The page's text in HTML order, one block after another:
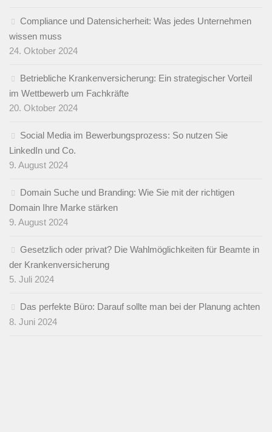
Compliance und Datensicherheit: Was jedes Unternehmen
wissen muss
24. Oktober 2024
Betriebliche Krankenversicherung: Ein strategischer Vorteil
im Wettbewerb um Fachkräfte
20. Oktober 2024
Social Media im Bewerbungsprozess: So nutzen Sie
LinkedIn und Co.
9. August 2024
Domain Suche und Branding: Wie Sie mit der richtigen
Domain Ihre Marke stärken
9. August 2024
Gesetzlich oder privat? Die Wahlmöglichkeiten für Beamte in
der Krankenversicherung
5. Juli 2024
Das perfekte Büro: Darauf sollte man bei der Planung achten
8. Juni 2024